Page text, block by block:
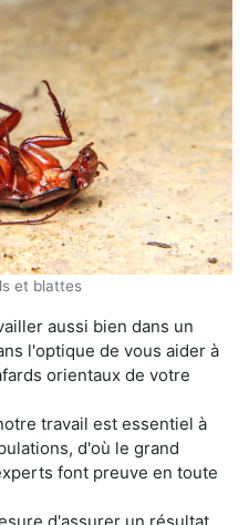
et blattes
aussi bien dans un
l'optique de vous aider à
orientaux de votre
travail est essentiel à
d'où le grand
font preuve en toute
d'assurer un résultat